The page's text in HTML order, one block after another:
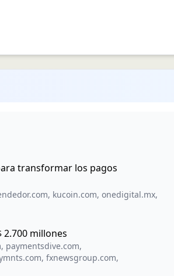
transformar los pagos
, kucoin.com, onedigital.mx,
millones
, paymentsdive.com,
, fxnewsgroup.com,